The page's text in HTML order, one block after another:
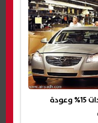
سوق السيارات يشتعل.. زيادات 15% وعودة